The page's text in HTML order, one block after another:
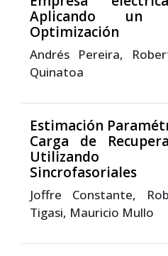
Aplicando un
Optimización
Andrés Pereira,
Quinatoa
Estimación
Carga de
Utilizando
Sincrofasoriales
Joffre Constante,
Tigasi, Mauricio Mullo